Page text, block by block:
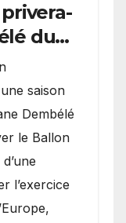
du
saison
Dembélé
le Ballon
l’exercice